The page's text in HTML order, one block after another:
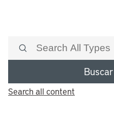
Buscar
Search all content